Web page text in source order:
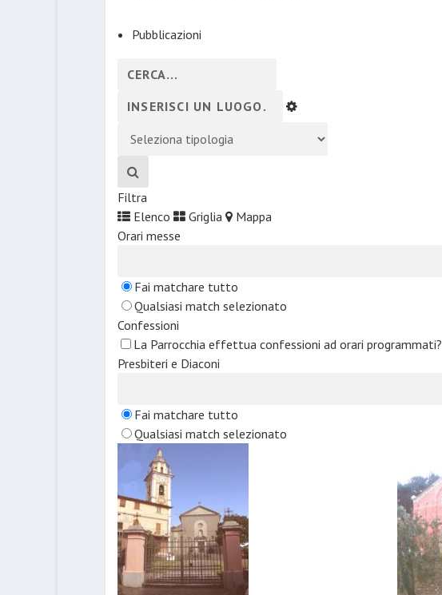
Pubblicazioni
Filtra
Elenco
Griglia
Mappa
Orari messe
Fai matchare tutto
Qualsiasi match selezionato
Confessioni
La Parrocchia effettua confessioni ad orari programmati?
Presbiteri e Diaconi
Fai matchare tutto
Qualsiasi match selezionato